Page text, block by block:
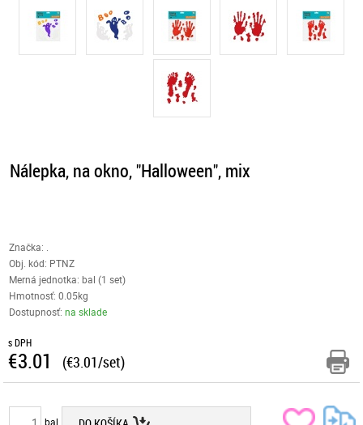
Nálepka, na okno, "Halloween", mix
Značka: .
Obj. kód: PTNZ
Merná jednotka: bal (1 set)
Hmotnosť: 0.05kg
Dostupnosť:na sklade
s DPH
€3.01 (€3.01/set)
bal